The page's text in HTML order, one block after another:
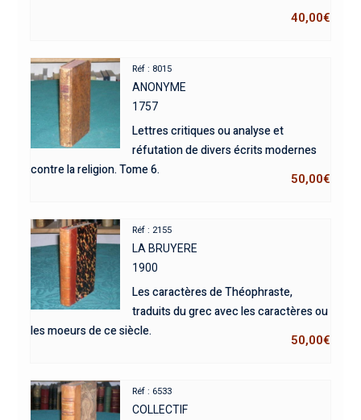
40,00€
Réf : 8015
ANONYME
1757
Lettres critiques ou analyse et
réfutation de divers écrits modernes
contre la religion. Tome 6.
50,00€
Réf : 2155
LA BRUYERE
1900
Les caractères de Théophraste,
traduits du grec avec les caractères ou
les moeurs de ce siècle.
50,00€
Réf : 6533
COLLECTIF